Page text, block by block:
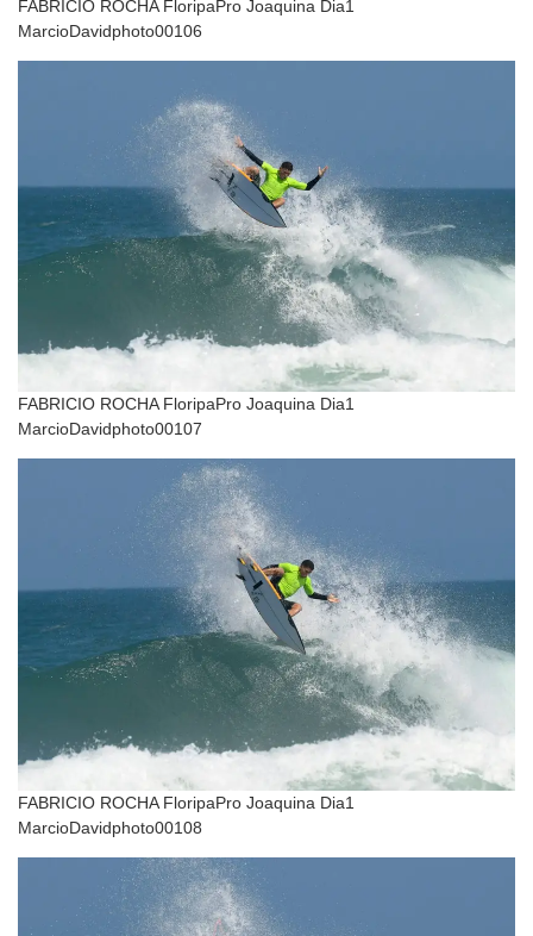
FABRICIO ROCHA FloripaPro Joaquina Dia1
MarcioDavidphoto00106
FABRICIO ROCHA FloripaPro Joaquina Dia1
MarcioDavidphoto00107
FABRICIO ROCHA FloripaPro Joaquina Dia1
MarcioDavidphoto00108